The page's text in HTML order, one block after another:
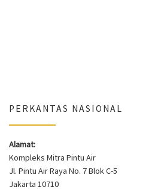
PERKANTAS NASIONAL
Alamat:
Kompleks Mitra Pintu Air
Jl. Pintu Air Raya No. 7 Blok C-5
Jakarta 10710